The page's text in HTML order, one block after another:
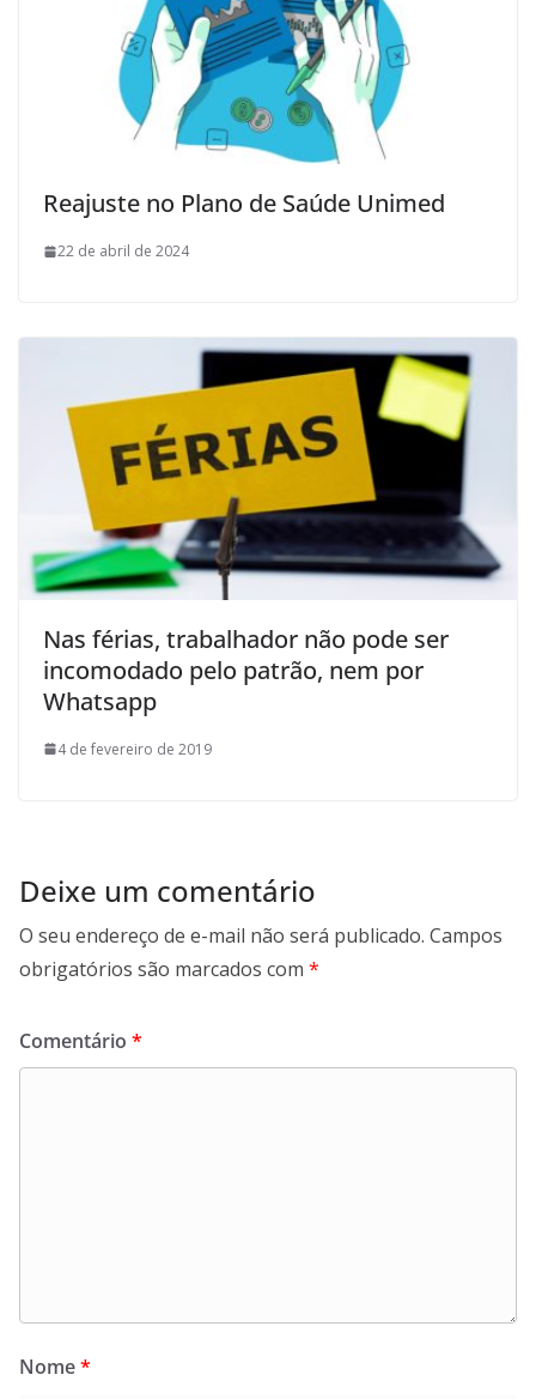
Reajuste no Plano de Saúde Unimed
22 de abril de 2024
Nas férias, trabalhador não pode ser
incomodado pelo patrão, nem por
Whatsapp
4 de fevereiro de 2019
Deixe um comentário
O seu endereço de e-mail não será publicado. Campos
obrigatórios são marcados com *
Comentário *
Nome*